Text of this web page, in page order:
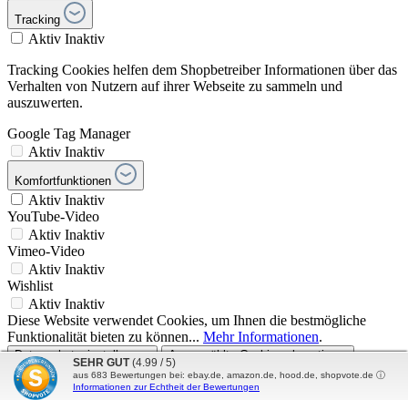
Tracking
Aktiv Inaktiv
Tracking Cookies helfen dem Shopbetreiber Informationen über das
Verhalten von Nutzern auf ihrer Webseite zu sammeln und
auszuwerten.
Google Tag Manager
Aktiv Inaktiv
Komfortfunktionen
Aktiv Inaktiv
YouTube-Video
Aktiv Inaktiv
Vimeo-Video
Aktiv Inaktiv
Wishlist
Aktiv Inaktiv
Diese Website verwendet Cookies, um Ihnen die bestmögliche
Funktionalität bieten zu können... Mehr Informationen.
Datenschutzeinstellungen
Ausgewählte Cookies akzeptieren
Alle Cookies akzeptieren
SEHR GUT (4.99 / 5)
aus 683 Bewertungen bei: ebay.de, amazon.de, hood.de, shopvote.de ⓘ
Informationen zur Echtheit der Bewertungen